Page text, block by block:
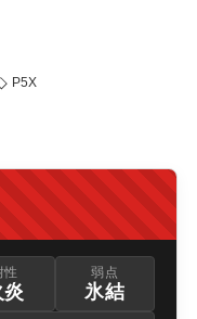
P5X
性
炎
弱点
氷結